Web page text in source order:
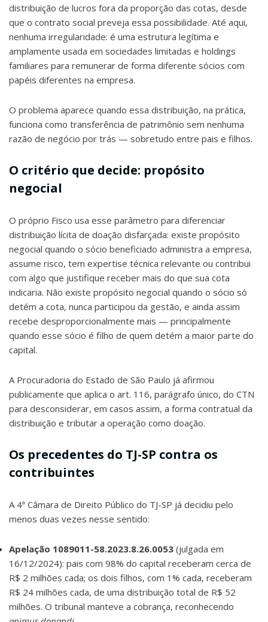
distribuição de lucros fora da proporção das cotas, desde
que o contrato social preveja essa possibilidade. Até aqui,
nenhuma irregularidade: é uma estrutura legítima e
amplamente usada em sociedades limitadas e holdings
familiares para remunerar de forma diferente sócios com
papéis diferentes na empresa.
O problema aparece quando essa distribuição, na prática,
funciona como transferência de patrimônio sem nenhuma
razão de negócio por trás — sobretudo entre pais e filhos.
O critério que decide: propósito
negocial
O próprio Fisco usa esse parâmetro para diferenciar
distribuição lícita de doação disfarçada: existe propósito
negocial quando o sócio beneficiado administra a empresa,
assume risco, tem expertise técnica relevante ou contribui
com algo que justifique receber mais do que sua cota
indicaria. Não existe propósito negocial quando o sócio só
detém a cota, nunca participou da gestão, e ainda assim
recebe desproporcionalmente mais — principalmente
quando esse sócio é filho de quem detém a maior parte do
capital.
A Procuradoria do Estado de São Paulo já afirmou
publicamente que aplica o art. 116, parágrafo único, do CTN
para desconsiderar, em casos assim, a forma contratual da
distribuição e tributar a operação como doação.
Os precedentes do TJ-SP contra os
contribuintes
A 4ª Câmara de Direito Público do TJ-SP já decidiu pelo
menos duas vezes nesse sentido:
Apelação 1089011-58.2023.8.26.0053 (julgada em
16/12/2024): pais com 98% do capital receberam cerca de
R$ 2 milhões cada; os dois filhos, com 1% cada, receberam
R$ 24 milhões cada, de uma distribuição total de R$ 52
milhões. O tribunal manteve a cobrança, reconhecendo